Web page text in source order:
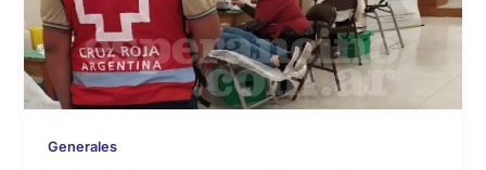
Generales